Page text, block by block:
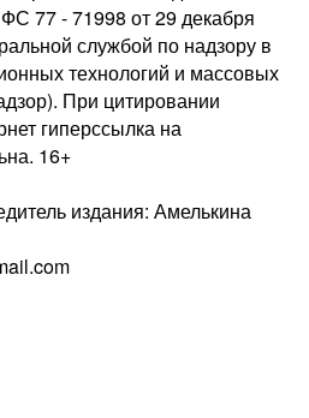
77 - 71998 от 29 декабря
службой по надзору в
технологий и массовых
При цитировании
гиперссылка на
16+
издания: Амелькина